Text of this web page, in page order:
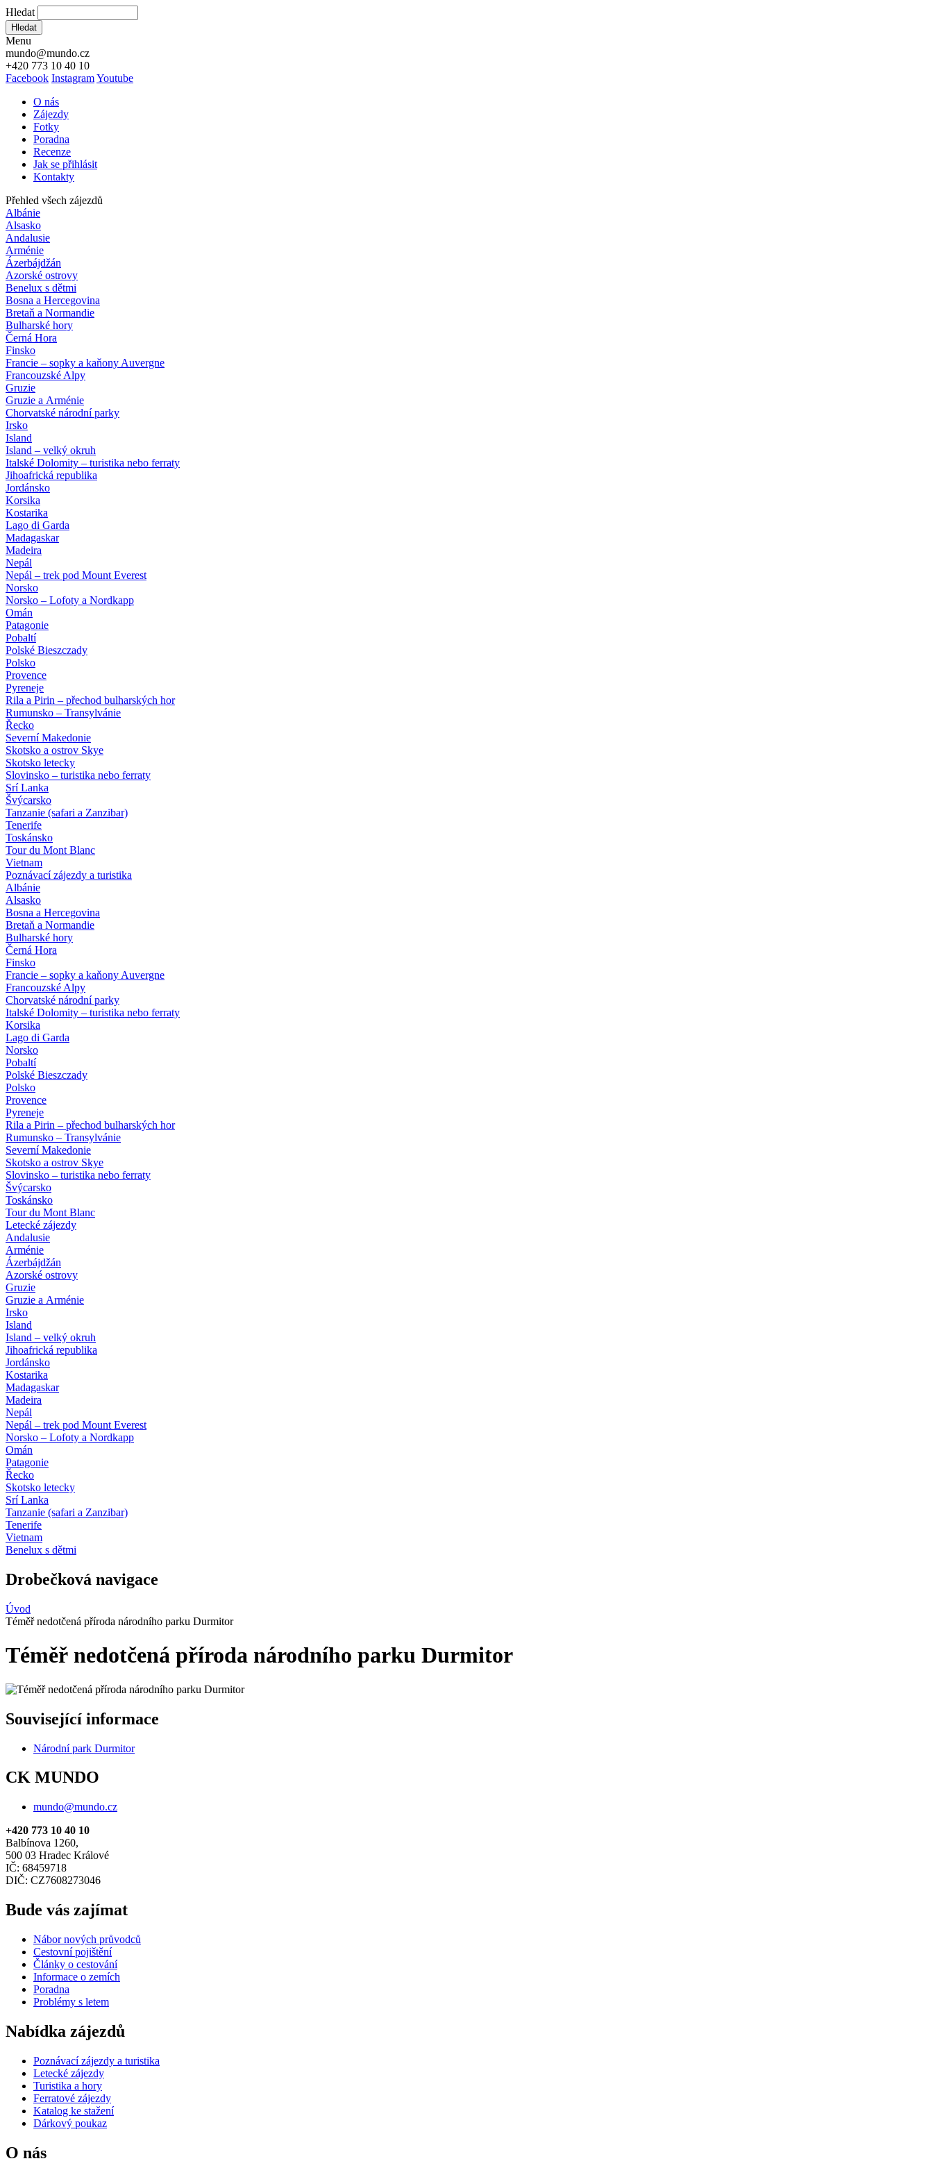
Hledat
Hledat
Menu
mundo@mundo.cz
+420 773 10 40 10
Facebook InstagramYoutube
O nás
Zájezdy
Fotky
Poradna
Recenze
Jak se přihlásit
Kontakty
Přehled všech zájezdů
Albánie
Alsasko
Andalusie
Arménie
Ázerbájdžán
Azorské ostrovy
Benelux s dětmi
Bosna a Hercegovina
Bretaň a Normandie
Bulharské hory
Černá Hora
Finsko
Francie – sopky a kaňony Auvergne
Francouzské Alpy
Gruzie
Gruzie a Arménie
Chorvatské národní parky
Irsko
Island
Island – velký okruh
Italské Dolomity – turistika nebo ferraty
Jihoafrická republika
Jordánsko
Korsika
Kostarika
Lago di Garda
Madagaskar
Madeira
Nepál
Nepál – trek pod Mount Everest
Norsko
Norsko – Lofoty a Nordkapp
Omán
Patagonie
Pobaltí
Polské Bieszczady
Polsko
Provence
Pyreneje
Rila a Pirin – přechod bulharských hor
Rumunsko – Transylvánie
Řecko
Severní Makedonie
Skotsko a ostrov Skye
Skotsko letecky
Slovinsko – turistika nebo ferraty
Srí Lanka
Švýcarsko
Tanzanie (safari a Zanzibar)
Tenerife
Toskánsko
Tour du Mont Blanc
Vietnam
Poznávací zájezdy a turistika
Albánie
Alsasko
Bosna a Hercegovina
Bretaň a Normandie
Bulharské hory
Černá Hora
Finsko
Francie – sopky a kaňony Auvergne
Francouzské Alpy
Chorvatské národní parky
Italské Dolomity – turistika nebo ferraty
Korsika
Lago di Garda
Norsko
Pobaltí
Polské Bieszczady
Polsko
Provence
Pyreneje
Rila a Pirin – přechod bulharských hor
Rumunsko – Transylvánie
Severní Makedonie
Skotsko a ostrov Skye
Slovinsko – turistika nebo ferraty
Švýcarsko
Toskánsko
Tour du Mont Blanc
Letecké zájezdy
Andalusie
Arménie
Ázerbájdžán
Azorské ostrovy
Gruzie
Gruzie a Arménie
Irsko
Island
Island – velký okruh
Jihoafrická republika
Jordánsko
Kostarika
Madagaskar
Madeira
Nepál
Nepál – trek pod Mount Everest
Norsko – Lofoty a Nordkapp
Omán
Patagonie
Řecko
Skotsko letecky
Srí Lanka
Tanzanie (safari a Zanzibar)
Tenerife
Vietnam
Benelux s dětmi
Drobečková navigace
Úvod
Téměř nedotčená příroda národního parku Durmitor
Téměř nedotčená příroda národního parku Durmitor
Související informace
Národní park Durmitor
CK MUNDO
mundo@mundo.cz
+420 773 10 40 10
Balbínova 1260,
500 03 Hradec Králové
IČ: 68459718
DIČ: CZ7608273046
Bude vás zajímat
Nábor nových průvodců
Cestovní pojištění
Články o cestování
Informace o zemích
Poradna
Problémy s letem
Nabídka zájezdů
Poznávací zájezdy a turistika
Letecké zájezdy
Turistika a hory
Ferratové zájezdy
Katalog ke stažení
Dárkový poukaz
O nás